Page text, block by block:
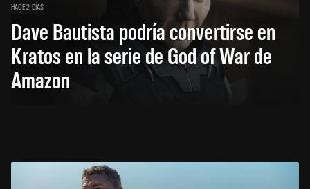
HACE 2 DÍAS
Dave Bautista podría convertirse en
Kratos en la serie de God of War de
Amazon